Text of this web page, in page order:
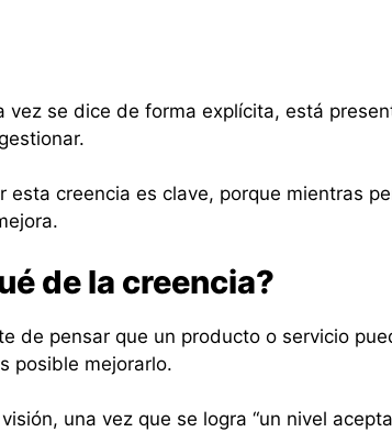
vez se dice de forma explícita, está
esta creencia es clave, porque mientras
de la creencia?
de pensar que un producto o servicio
posible mejorarlo.
una vez que se logra “un nivel